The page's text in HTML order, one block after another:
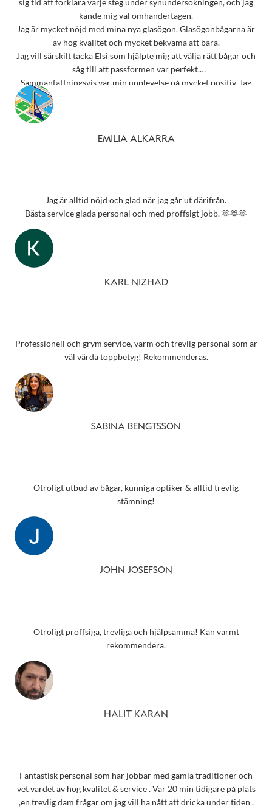
sig tid att förklara varje steg under synundersökningen, och jag
kände mig väl omhändertagen.
Jag är mycket nöjd med mina nya glasögon. Glasögonbågarna är
av hög kvalitet och mycket bekväma att bära.
Jag vill särskilt tacka Elsi som hjälpte mig att välja rätt bågar och
såg till att passformen var perfekt.
Sammanfattningsvis var min upplevelse på mycket positiv. Jag
rekommenderar starkt detta ställe till alla som behöver
EMILIA ALKARRA
Jag är alltid nöjd och glad när jag går ut därifrån.
Bästa service glada personal och med proffsigt jobb. 🫶🫶🫶
KARL NIZHAD
Professionell och grym service, varm och trevlig personal som är
väl värda toppbetyg! Rekommenderas.
SABINA BENGTSSON
Otroligt utbud av bågar, kunniga optiker & alltid trevlig
stämning!
JOHN JOSEFSON
Otroligt proffsiga, trevliga och hjälpsamma! Kan varmt
rekommendera.
HALIT KARAN
Fantastisk personal som har jobbar med gamla traditioner och
vet värdet av hög kvalitet & service . Var 20 min tidigare på plats
,en trevlig dam frågar om jag vill ha nått att dricka under tiden .